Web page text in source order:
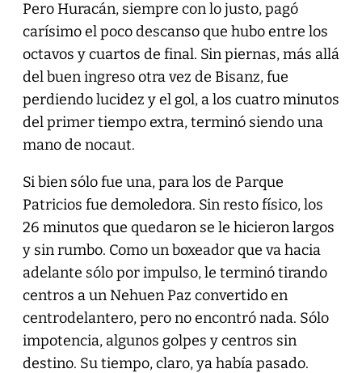
Pero Huracán, siempre con lo justo, pagó
carísimo el poco descanso que hubo entre los
octavos y cuartos de final. Sin piernas, más allá
del buen ingreso otra vez de Bisanz, fue
perdiendo lucidez y el gol, a los cuatro minutos
del primer tiempo extra, terminó siendo una
mano de nocaut.
Si bien sólo fue una, para los de Parque
Patricios fue demoledora. Sin resto físico, los
26 minutos que quedaron se le hicieron largos
y sin rumbo. Como un boxeador que va hacia
adelante sólo por impulso, le terminó tirando
centros a un Nehuen Paz convertido en
centrodelantero, pero no encontró nada. Sólo
impotencia, algunos golpes y centros sin
destino. Su tiempo, claro, ya había pasado.